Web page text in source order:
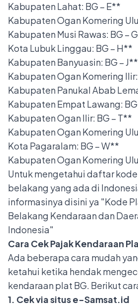
Kabupaten Lahat: BG – E**
Kabupaten Ogan Komering
Kabupaten Musi Rawas: BG –
Kota Lubuk Linggau: BG – H**
Kabupaten Banyuasin: BG – J**
Kabupaten Ogan Komering Ilir:
Kabupaten Panukal Abab
Kabupaten Empat Lawang:
Kabupaten Ogan Ilir: BG – T**
Kabupaten Ogan Komering
Kota Pagaralam: BG – W**
Kabupaten Ogan Komering
Untuk mengetahui daftar
belakang yang ada di
informasinya disini ya "Kode
Belakang Kendaraan dan
Indonesia"
Cara Cek Pajak Kendaraan
Ada beberapa cara mudah
ketahui ketika hendak
kendaraan plat BG. Berikut
1. Cek via situs e-Samsat.id